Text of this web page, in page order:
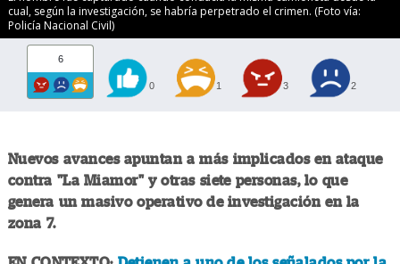
cual, según la investigación, se habría perpetrado el crimen. (Foto vía:
Policía Nacional Civil)
6
0 1 3 2
Nuevos avances apuntan a más implicados en ataque
contra "La Miamor" y otras siete personas, lo que
genera un masivo operativo de investigación en la
zona 7.